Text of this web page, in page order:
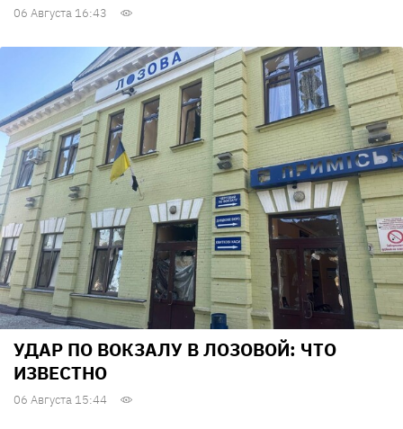
06 Августа 16:43
УДАР ПО ВОКЗАЛУ В ЛОЗОВОЙ: ЧТО
ИЗВЕСТНО
06 Августа 15:44